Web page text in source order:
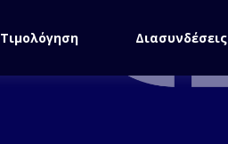
Τιμολόγηση Διασυνδέσεις